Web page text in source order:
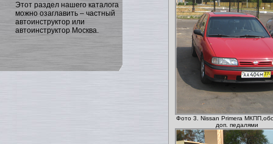
Этот раздел нашего каталога
можно озаглавить – частный
автоинструктор или
автоинструктор Москва.
Фото 3. Nissan Primera
доп. педалями